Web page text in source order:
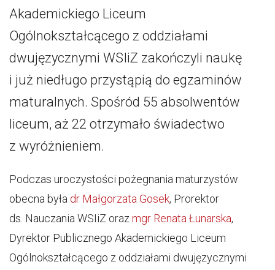
Akademickiego Liceum
Ogólnokształcącego z oddziałami
dwujęzycznymi WSIiZ zakończyli naukę
i już niedługo przystąpią do egzaminów
maturalnych. Spośród 55 absolwentów
liceum, aż 22 otrzymało świadectwo
z wyróżnieniem.
Podczas uroczystości pożegnania maturzystów
obecna była dr Małgorzata Gosek, Prorektor
ds. Nauczania WSIiZ oraz mgr Renata Łunarska,
Dyrektor Publicznego Akademickiego Liceum
Ogólnokształcącego z oddziałami dwujęzycznymi